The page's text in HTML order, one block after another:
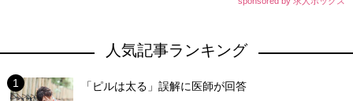
人気記事ランキング
「ピルは太る」誤解に医師が回答